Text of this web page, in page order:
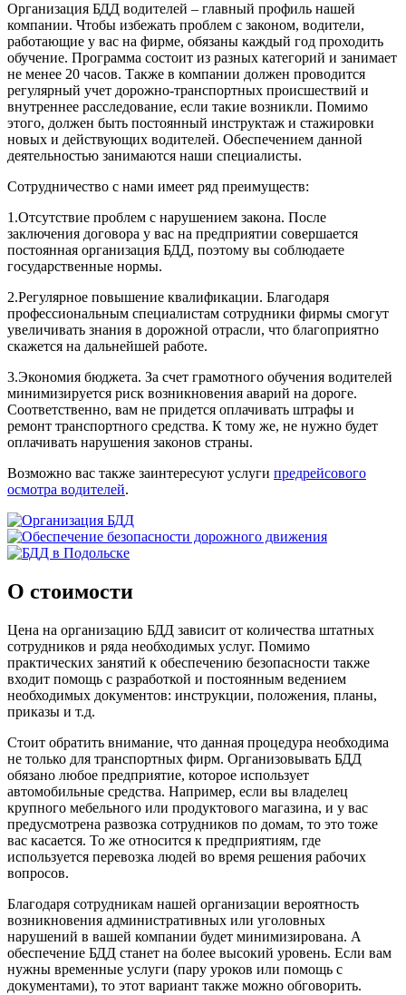
Организация БДД водителей – главный профиль нашей
компании. Чтобы избежать проблем с законом, водители,
работающие у вас на фирме, обязаны каждый год проходить
обучение. Программа состоит из разных категорий и занимает
не менее 20 часов. Также в компании должен проводится
регулярный учет дорожно-транспортных происшествий и
внутреннее расследование, если такие возникли. Помимо
этого, должен быть постоянный инструктаж и стажировки
новых и действующих водителей. Обеспечением данной
деятельностью занимаются наши специалисты.
Сотрудничество с нами имеет ряд преимуществ:
1.Отсутствие проблем с нарушением закона. После
заключения договора у вас на предприятии совершается
постоянная организация БДД, поэтому вы соблюдаете
государственные нормы.
2.Регулярное повышение квалификации. Благодаря
профессиональным специалистам сотрудники фирмы смогут
увеличивать знания в дорожной отрасли, что благоприятно
скажется на дальнейшей работе.
3.Экономия бюджета. За счет грамотного обучения водителей
минимизируется риск возникновения аварий на дороге.
Соответственно, вам не придется оплачивать штрафы и
ремонт транспортного средства. К тому же, не нужно будет
оплачивать нарушения законов страны.
Возможно вас также заинтересуют услуги предрейсового
осмотра водителей.
О стоимости
Цена на организацию БДД зависит от количества штатных
сотрудников и ряда необходимых услуг. Помимо
практических занятий к обеспечению безопасности также
входит помощь с разработкой и постоянным ведением
необходимых документов: инструкции, положения, планы,
приказы и т.д.
Стоит обратить внимание, что данная процедура необходима
не только для транспортных фирм. Организовывать БДД
обязано любое предприятие, которое использует
автомобильные средства. Например, если вы владелец
крупного мебельного или продуктового магазина, и у вас
предусмотрена развозка сотрудников по домам, то это тоже
вас касается. То же относится к предприятиям, где
используется перевозка людей во время решения рабочих
вопросов.
Благодаря сотрудникам нашей организации вероятность
возникновения административных или уголовных
нарушений в вашей компании будет минимизирована. А
обеспечение БДД станет на более высокий уровень. Если вам
нужны временные услуги (пару уроков или помощь с
документами), то этот вариант также можно обговорить.